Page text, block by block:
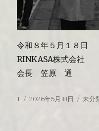
令和８年５月１８日
RINKASA株式会社
会長 笠原 通
投
T
投
2026年5月18日
カ
未分